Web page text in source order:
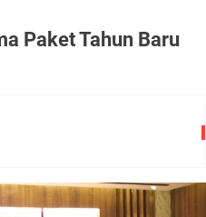
Paket Tahun Baru